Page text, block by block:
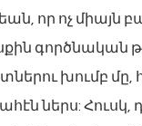
որ ոչ միայն
խումբ մը,
ներս: Հուսկ,